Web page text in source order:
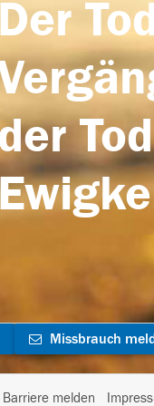
Der
Missbrauch
Barriere melden